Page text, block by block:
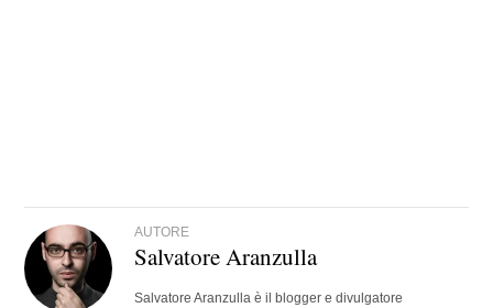
AUTORE
Salvatore Aranzulla
Salvatore Aranzulla è il blogger e divulgatore